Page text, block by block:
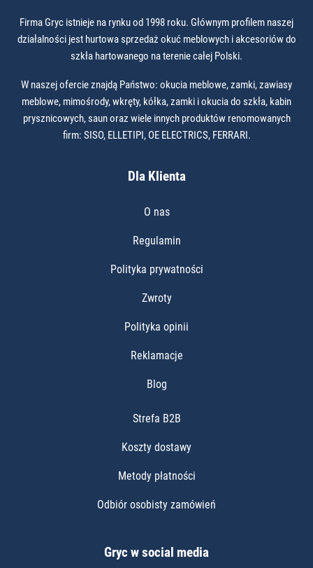
Firma Gryc istnieje na rynku od 1998 roku. Głównym profilem naszej
działalności jest hurtowa sprzedaż okuć meblowych i akcesoriów do
szkła hartowanego na terenie całej Polski.
W naszej ofercie znajdą Państwo: okucia meblowe, zamki, zawiasy
meblowe, mimośrody, wkręty, kółka, zamki i okucia do szkła, kabin
prysznicowych, saun oraz wiele innych produktów renomowanych
firm: SISO, ELLETIPI, OE ELECTRICS, FERRARI.
Dla Klienta
O nas
Regulamin
Polityka prywatności
Zwroty
Polityka opinii
Reklamacje
Blog
Strefa B2B
Koszty dostawy
Metody płatności
Odbiór osobisty zamówień
Gryc w social media